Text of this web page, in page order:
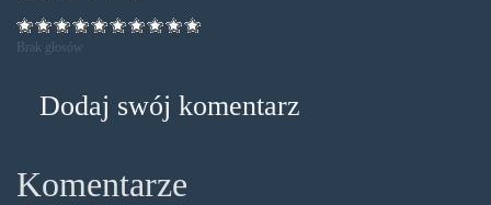
Brak głosów
Dodaj swój komentarz
Komentarze